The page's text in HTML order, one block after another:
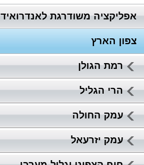
אפליקציה משודרגת לאנדרואיד
צפון הארץ
רמת הגולן
הרי הגליל
עמק החולה
עמק יזרעאל